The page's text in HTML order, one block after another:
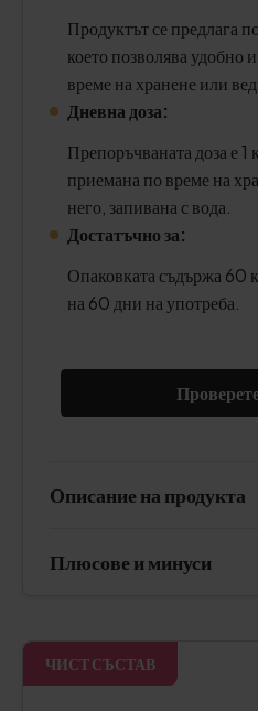
Продуктът се предлага
което позволява удобно
време на хранене или
Дневна доза:
Препоръчваната доза е 1
приемана по време на
него, запивана с вода.
Достатъчно за:
Опаковката съдържа 60
на 60 дни на употреба.
Описание на продукта
Плюсове и минуси
ЧИСТ СЪСТАВ